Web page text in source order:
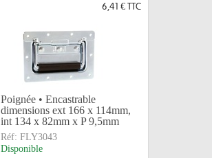
6,41 € TTC
Poignée • Encastrable
dimensions ext 166 x 114mm,
int 134 x 82mm x P 9,5mm
Réf: FLY3043
Disponible